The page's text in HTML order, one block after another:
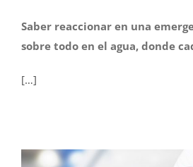
Saber reaccionar en una
sobre todo en el agua, donde
[…]